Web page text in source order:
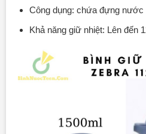
Công dụng: chứa đựng nước
Khả năng giữ nhiệt: Lên đến